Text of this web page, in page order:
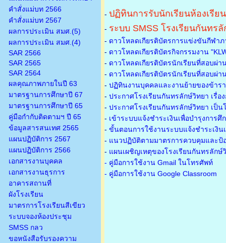
คำสั่งแม่บท 2566
คำสั่งแม่บท 2567
ผลการประเมิน สมศ.(5)
ผลการประเมิน สมศ.(4)
SAR 2566
SAR 2565
SAR 2564
ผลคุณภาพภายในปี 63
มาตรฐานการศึกษาปี 67
มาตรฐานการศึกษาปี 65
คู่มือกำกับติดตามฯ ปี 65
ข้อมูลสารสนเทศ 2565
แผนปฏิบัติการ 2567
แผนปฏิบัติการ 2566
เอกสารงานบุคคล
เอกสารงานธุรการ
อาคารสถานที่
ผังโรงเรียน
มาตรการโรงเรียนสีเขียว
ระบบจองห้องประชุม
SMSS กลว
ขอหนังสือรับรองความ
- ปฏิทินการรับนักเรียนห้องเรีย
- ระบบ SMSS โรงเรียนกันทร
- ดาวโหลดเกียรติบัตรการแข่งขันกีฬา
- ดาวโหลดเกียรติบัตรกิจกรรมงาน
- ดาวโหลดเกียรติบัตรนักเรียนที่สอบผ่
- ดาวโหลดเกียรติบัตรนักเรียนที่สอบผ่
- ปฏิทินงานบุคคลและงานย้ายของข้าร
- ประกาศโรงเรียนกันทรลักษ์วิทยา เรื่
- ประกาศโรงเรียนกันทรลักษ์วิทยา เป็
- เข้าระบบแจ้งชำระเงินเพื่อบำรุงการศึ
- ขั้นตอนการใช้งานระบบแจ้งชำระเงิน
- แนวปฏิบัติตามมาตรการควบคุมและป้
- แผนเผชิญเหตุของโรงเรียนกันทรลัก
- คู่มือการใช้งาน Gmail ในโทรศัพท์
- คู่มือการใช้งาน Google Classroom